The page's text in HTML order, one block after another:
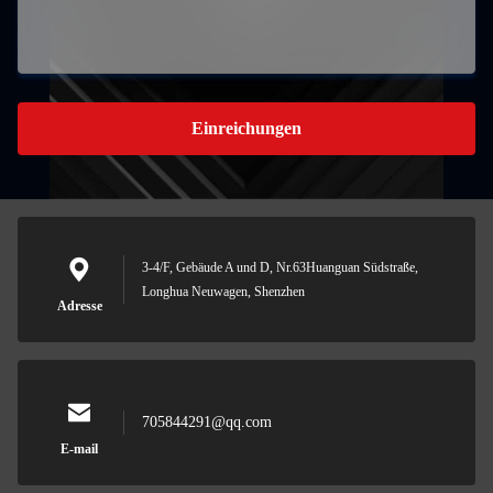
Einreichungen
Adresse
3-4/F, Gebäude A und D, Nr.63Huanguan Südstraße,
Longhua Neuwagen, Shenzhen
E-mail
705844291@qq.com